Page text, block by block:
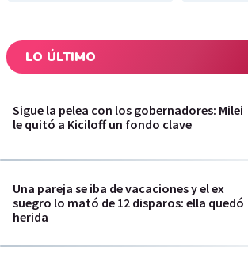
LO ÚLTIMO
Sigue la pelea con los gobernadores: Milei
le quitó a Kiciloff un fondo clave
Una pareja se iba de vacaciones y el ex
suegro lo mató de 12 disparos: ella quedó
herida